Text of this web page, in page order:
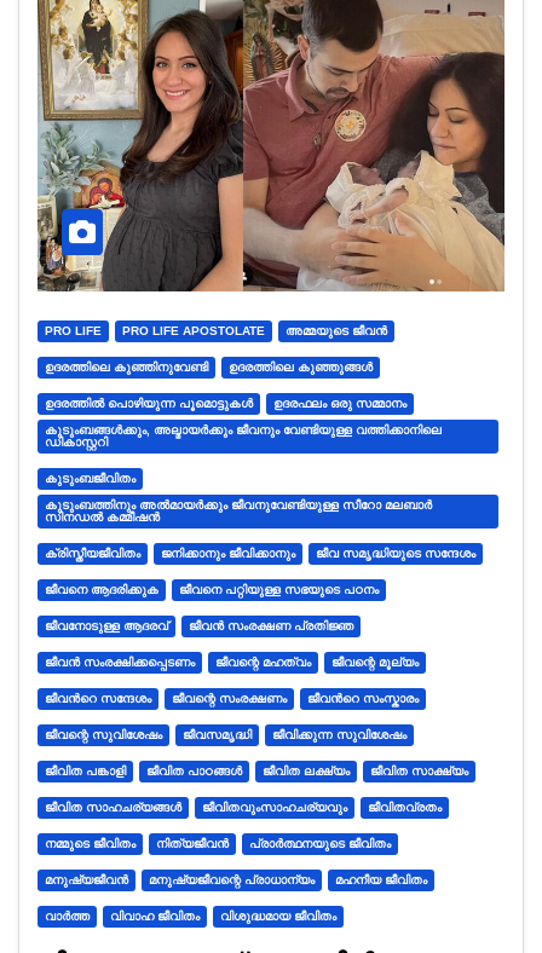
PRO LIFE PRO LIFE APOSTOLATE അമ്മയുടെ ജീവന്‍
ഉദരത്തിലെ കുഞ്ഞിനുവേണ്ടി ഉദരത്തിലെ കുഞ്ഞുങ്ങൾ
ഉദരത്തിൽ പൊഴിയുന്ന പൂമൊട്ടുകൾ
ഉദരഫലം ഒരു സമ്മാനം
കുടുംബങ്ങൾക്കും, അല്മായർക്കും ജീവനും വേണ്ടിയുള്ള വത്തിക്കാനിലെ
ഡികാസ്റ്ററി
കുടുംബജീവിതം
കുടുംബത്തിനും അൽമായർക്കും ജീവനുവേണ്ടിയുള്ള സീറോ മലബാർ
സിനഡൽ കമ്മീഷൻ
ക്രിസ്തീയജീവിതം ജനിക്കാനും ജീവിക്കാനും ജീവ സമൃദ്ധിയുടെ സന്ദേശം
ജീവനെ ആദരിക്കുക ജീവനെ പറ്റിയുള്ള സഭയുടെ പഠനം
ജീവനോടുള്ള ആദരവ് ജീവൻ സംരക്ഷണ പ്രതിജ്ഞ
ജീവൻ സംരക്ഷിക്കപ്പെടണം ജീവന്റെ മഹത്വം ജീവന്റെ മൂല്യം
ജീവന്‍റെ സന്ദേശം ജീവന്റെ സംരക്ഷണം ജീവന്‍റെ സംസ്കാരം
ജീവന്റെ സുവിശേഷം ജീവസമൃദ്ധി ജീവിക്കുന്ന സുവിശേഷം
ജീവിത പങ്കാളി ജീവിത പാഠങ്ങൾ ജീവിത ലക്ഷ്യം ജീവിത സാക്ഷ്യം
ജീവിത സാഹചര്യങ്ങൾ ജീവിതവുംസാഹചര്യവും ജീവിതവ്രതം
നമ്മുടെ ജീവിതം നിത്യജീവൻ പ്രാർത്ഥനയുടെ ജീവിതം
മനുഷ്യജീവൻ മനുഷ്യജീവന്റെ പ്രാധാന്യം മഹനീയ ജീവിതം
വാർത്ത വിവാഹ ജീവിതം വിശുദ്ധമായ ജീവിതം